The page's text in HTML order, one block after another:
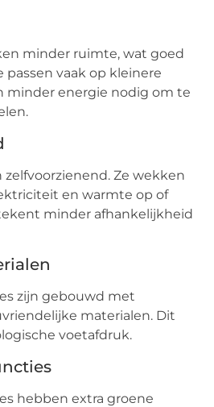
minder ruimte, wat goed
passen vaak op kleinere
minder energie nodig om te
zelfvoorzienend. Ze wekken
en warmte op of
minder afhankelijkheid
zijn gebouwd met
materialen. Dit
voetafdruk.
hebben extra groene